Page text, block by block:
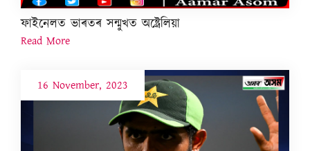
ফাইনেলত ভাৰতৰ সন্মুখত অষ্ট্ৰেলিয়া
Read More
16 November, 2023